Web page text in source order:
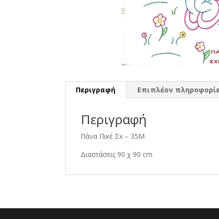
Περιγραφή Επιπλέον
Περιγραφή
Πάνα Πικέ Σx – 35Μ
Διαστάσεις 90 χ 90 cm